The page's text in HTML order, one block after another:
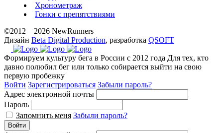
Хронометраж
Гонки с препятствиями
©2012—2026 NewRunners
Дизайн Beta Digital Production, разработка QSOFT
Формируем культуру бега в России с 2012 года Для тех, кто
давно полюбил бег или только собирается выйти на свою
первую пробежку
Войти Зарегистрироваться Забыли пароль?
Адрес электронной почты
Пароль
Запомнить меня Забыли пароль?
Войти